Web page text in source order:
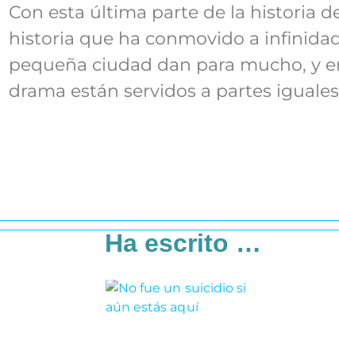
Con esta última parte de la historia
historia que ha conmovido a
pequeña ciudad dan para mucho, y
drama están servidos a partes
Ha escrito …